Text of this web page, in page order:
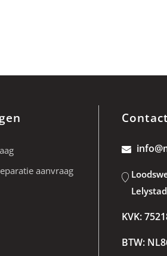
aanvraag
Contact
Lelystad
KVK:
BTW: